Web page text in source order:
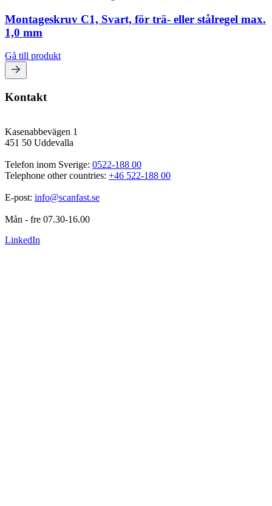
Montageskruv C1, Svart, för trä- eller stålregel max.
1,0 mm
Gå till produkt
Kontakt
Kasenabbevägen 1
451 50 Uddevalla
Telefon inom Sverige: 0522-188 00
Telephone other countries: +46 522-188 00
E-post: info@scanfast.se
Mån - fre 07.30-16.00
LinkedIn